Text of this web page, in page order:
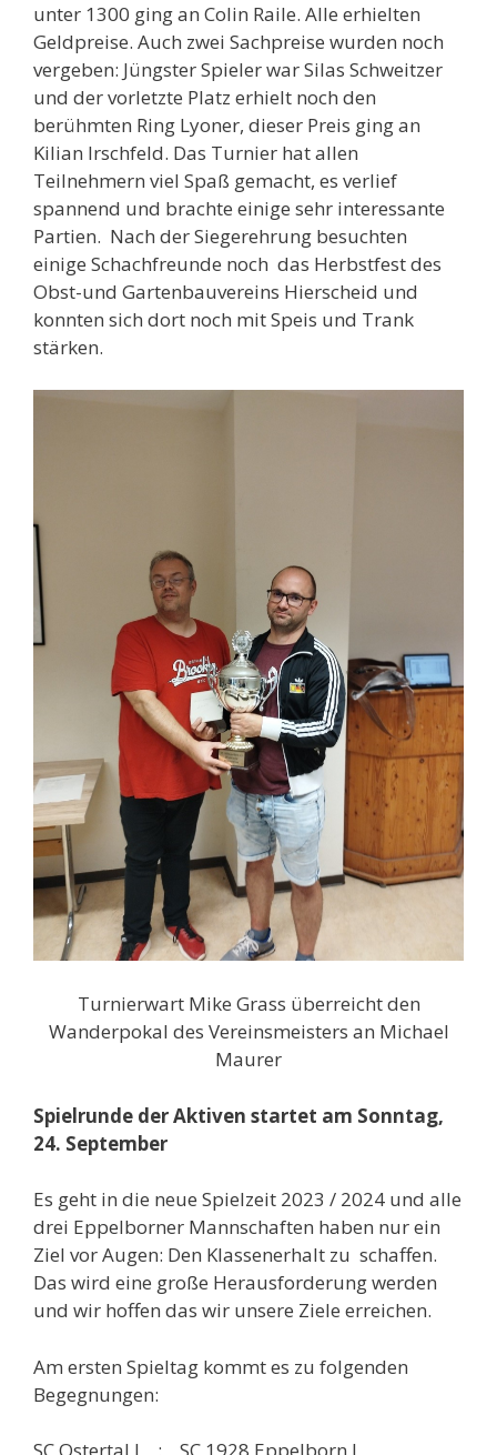
unter 1300 ging an Colin Raile. Alle erhielten
Geldpreise. Auch zwei Sachpreise wurden noch
vergeben: Jüngster Spieler war Silas Schweitzer
und der vorletzte Platz erhielt noch den
berühmten Ring Lyoner, dieser Preis ging an
Kilian Irschfeld. Das Turnier hat allen
Teilnehmern viel Spaß gemacht, es verlief
spannend und brachte einige sehr interessante
Partien. Nach der Siegerehrung besuchten
einige Schachfreunde noch das Herbstfest des
Obst-und Gartenbauvereins Hierscheid und
konnten sich dort noch mit Speis und Trank
stärken.
Turnierwart Mike Grass überreicht den
Wanderpokal des Vereinsmeisters an Michael
Maurer
Spielrunde der Aktiven startet am Sonntag,
24. September
Es geht in die neue Spielzeit 2023 / 2024 und alle
drei Eppelborner Mannschaften haben nur ein
Ziel vor Augen: Den Klassenerhalt zu schaffen.
Das wird eine große Herausforderung werden
und wir hoffen das wir unsere Ziele erreichen.
Am ersten Spieltag kommt es zu folgenden
Begegnungen: